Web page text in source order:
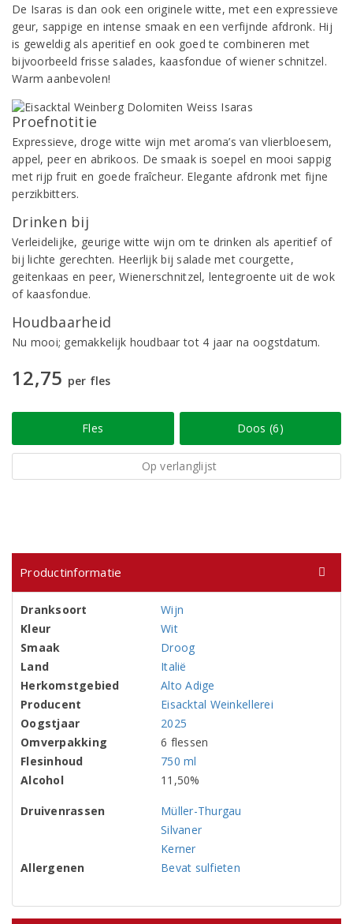
De Isaras is dan ook een originele witte, met een expressieve
geur, sappige en intense smaak en een verfijnde afdronk. Hij
is geweldig als aperitief en ook goed te combineren met
bijvoorbeeld frisse salades, kaasfondue of wiener schnitzel.
Warm aanbevolen!
Proefnotitie
Expressieve, droge witte wijn met aroma’s van vlierbloesem,
appel, peer en abrikoos. De smaak is soepel en mooi sappig
met rijp fruit en goede fraîcheur. Elegante afdronk met fijne
perzikbitters.
Drinken bij
Verleidelijke, geurige witte wijn om te drinken als aperitief of
bij lichte gerechten. Heerlijk bij salade met courgette,
geitenkaas en peer, Wienerschnitzel, lentegroente uit de wok
of kaasfondue.
Houdbaarheid
Nu mooi; gemakkelijk houdbaar tot 4 jaar na oogstdatum.
12,75 per fles
Fles Doos (6)
Op verlanglijst
Productinformatie
Dranksoort
Wijn
Kleur
Wit
Smaak
Droog
Land
Italië
Herkomstgebied
Alto Adige
Producent
Eisacktal Weinkellerei
Oogstjaar
2025
Omverpakking
6 flessen
Flesinhoud
750 ml
Alcohol
11,50%
Druivenrassen
Müller-Thurgau
Silvaner
Kerner
Allergenen
Bevat sulfieten